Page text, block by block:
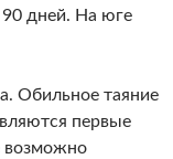
90 дней. На юге
Обильное таяние
первые
возможно